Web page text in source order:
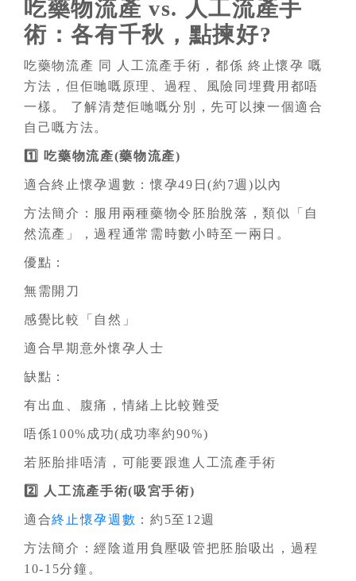
吃藥物流產 vs. 人工流產手
術：各有千秋，點揀好?
吃藥物流產 同 人工流產手術，都係 終止懷孕 嘅
方法，但佢哋嘅原理、過程、風險同埋費用都唔
一樣。 了解清楚佢哋嘅分別，先可以揀一個適合
自己嘅方法。
1️⃣ 吃藥物流產(藥物流產)
適合終止懷孕週數：懷孕49日(約7週)以內
方法簡介：服用兩種藥物令胚胎脫落，類似「自
然流產」，過程通常需時數小時至一兩日。
優點：
無需開刀
感覺比較「自然」
適合早期意外懷孕人士
缺點：
有出血、腹痛，情緒上比較難受
唔係100%成功(成功率約90%)
若胚胎排唔清，可能要跟進人工流產手術
2️⃣ 人工流產手術(吸宮手術)
適合終止懷孕週數 ：約5至12週
方法簡介：經陰道用負壓吸管把胚胎吸出，過程
10-15分鐘。